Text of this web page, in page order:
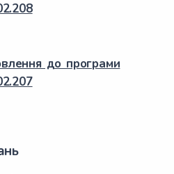
до програми